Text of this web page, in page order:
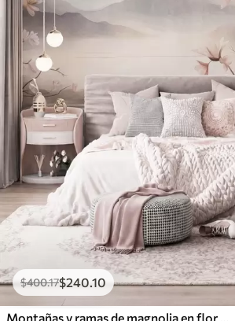
$400.17$240.10